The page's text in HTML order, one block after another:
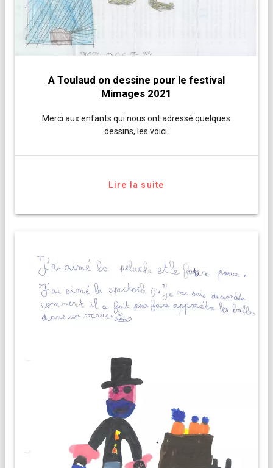
A Toulaud on dessine pour le festival
Mimages 2021
Merci aux enfants qui nous ont adressé quelques
dessins, les voici.
Lire la suite